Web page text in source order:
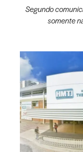
Segundo
somente